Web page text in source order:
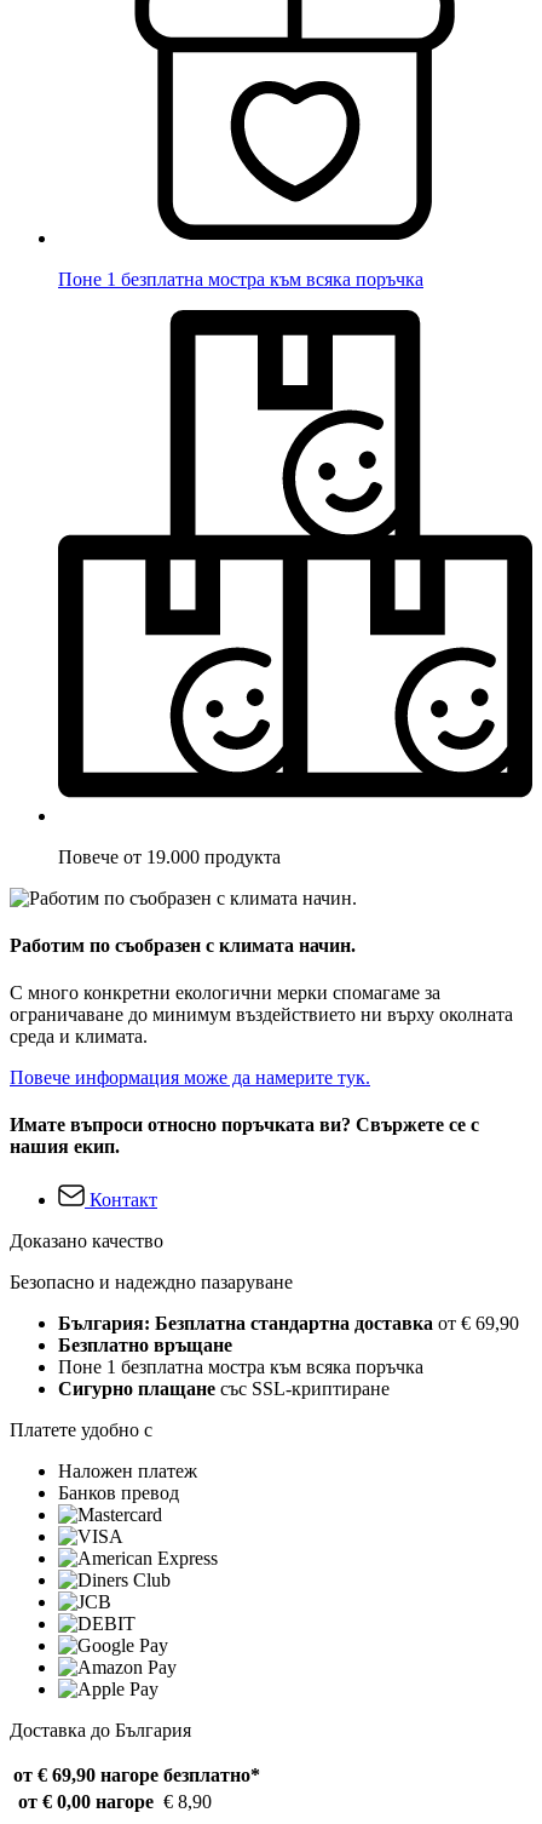
Поне 1 безплатна мостра към всяка поръчка
Повече от 19.000 продукта
Работим по съобразен с климата начин.
С много конкретни екологични мерки спомагаме за
ограничаване до минимум въздействието ни върху околната
среда и климата.
Повече информация може да намерите тук.
Имате въпроси относно поръчката ви? Свържете се с
нашия екип.
Контакт
Доказано качество
Безопасно и надеждно пазаруване
България: Безплатна стандартна доставка от € 69,90
Безплатно връщане
Поне 1 безплатна мостра към всяка поръчка
Сигурно плащане със SSL-криптиране
Платете удобно с
Наложен платеж
Банков превод
Доставка до България
от € 69,90 нагоре безплатно*
от € 0,00 нагоре € 8,90